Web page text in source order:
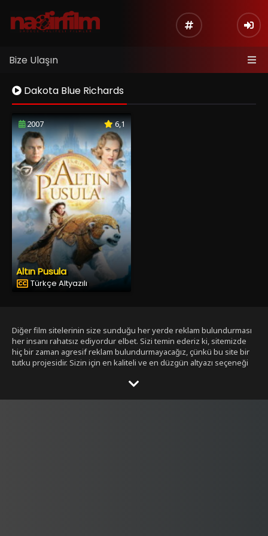
Bize Ulaşın
Dakota Blue Richards
2007 6,1
Altın Pusula
Türkçe Altyazılı
Diğer film sitelerinin size sunduğu her yerde reklam bulundurması
her insanı rahatsız ediyordur elbet. Sizi temin ederiz ki, sitemizde
hiç bir zaman agresif reklam bulundurmayacağız, çünkü bu site bir
tutku projesidir. Sizin için en kaliteli ve en düzgün altyazı seçeneği